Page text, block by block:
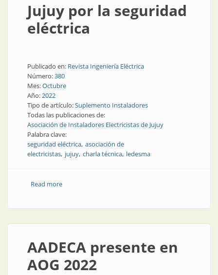
Jujuy por la seguridad
eléctrica
Publicado en: Revista Ingeniería Eléctrica
Número:380
Mes:Octubre
Año:2022
Tipo de artículo:Suplemento Instaladores
Todas las publicaciones de:
Asociación de Instaladores Electricistas de Jujuy
Palabra clave:
seguridad eléctrica asociación de
electricistas jujuy charla técnica ledesma
Read moreabout Jujuy por la seguridad eléctrica
AADECA presente en
AOG 2022